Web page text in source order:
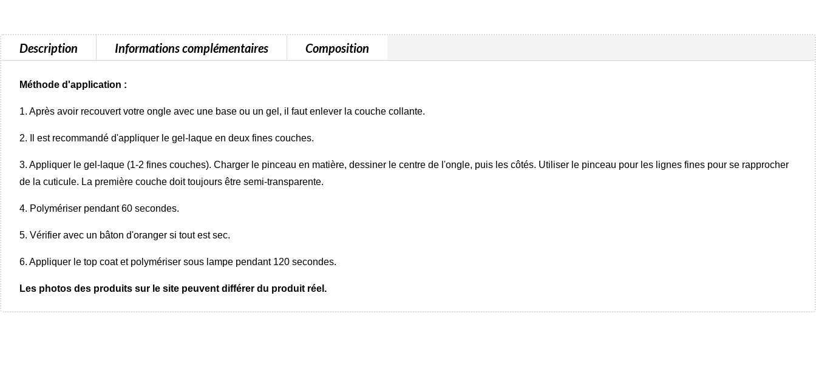
Description Informations complémentaires Composition
Méthode d'application :
1. Après avoir recouvert votre ongle avec une base ou un gel, il faut enlever la couche collante.
2. Il est recommandé d'appliquer le gel-laque en deux fines couches.
3. Appliquer le gel-laque (1-2 fines couches). Charger le pinceau en matière, dessiner le centre de l'ongle, puis les côtés. Utiliser le pinceau pour les lignes fines pour se rapprocher
de la cuticule. La première couche doit toujours être semi-transparente.
4. Polymériser pendant 60 secondes.
5. Vérifier avec un bâton d'oranger si tout est sec.
6. Appliquer le top coat et polymériser sous lampe pendant 120 secondes.
Les photos des produits sur le site peuvent différer du produit réel.